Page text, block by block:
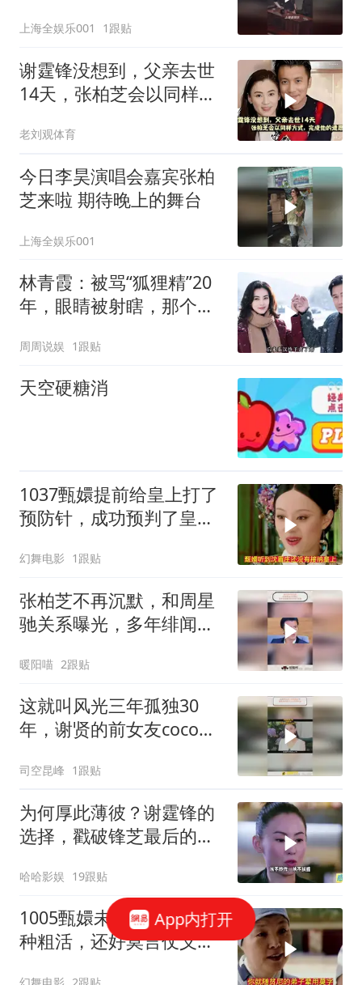
上海全娱乐001 1跟贴
谢霆锋没想到，父亲去世
14天，张柏芝会以同样方
老刘观体育
今日李昊演唱会嘉宾张柏
芝来啦 期待晚上的舞台
上海全娱乐001
林青霞：被骂“狐狸精”20
年，眼睛被射瞎，那个男
钱？”
周周说娱 1跟贴
天空硬糖消
1037甄嬛提前给皇上打了
预防针，成功预判了皇后
幻舞电影 1跟贴
张柏芝不再沉默，和周星
驰关系曝光，多年绯闻真
暖阳喵 2跟贴
这就叫风光三年孤独30
年，谢贤的前女友coco已
司空昆峰 1跟贴
为何厚此薄彼？谢霆锋的
选择，戳破锋芝最后的体
哈哈影娱 19跟贴
1005甄嬛未出月子就干各
种粗活，还好莫言仗义相
App内打开